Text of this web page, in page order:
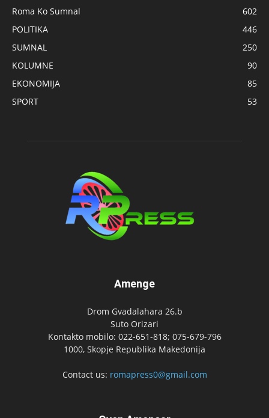
Roma Ko Sumnal
602
POLITIKA
446
SUMNAL
250
KOLUMNE
90
EKONOMIJA
85
SPORT
53
Amenge
Drom Gvadalahara 26.b
Suto Orizari
Kontakto mobilo: 022-651-818; 075-679-796
1000, Skopje Republika Makedonija
Contact us: romapress0@gmail.com